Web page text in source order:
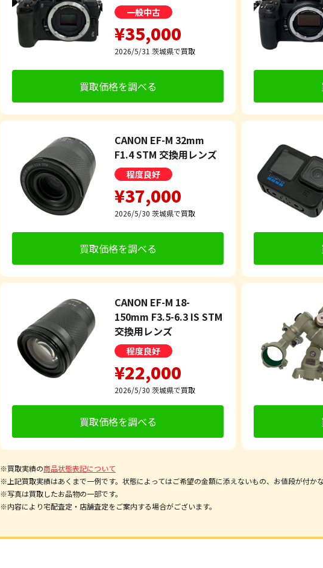
一般中古
¥35,000
2026/5/31 茨城県で買取
買取価格を調べる
CANON EF-M 32mm
F1.4 STM 交換用レンズ
程度良好
¥37,000
2026/5/30 茨城県で買取
買取価格を調べる
CANON EF-M 18-
150mm F3.5-6.3 IS STM
交換用レンズ
程度良好
¥22,000
2026/5/30 茨城県で買取
買取価格を調べる
※買取実績の商品状態表記について
※上記買取実績はあくまで一例です。状態によってはご希望の金額に添えないもの、お値段が付か
※写真は買取したお品物の一部です。
※内容により宅配査定・店舗査定をご案内する場合がございます。